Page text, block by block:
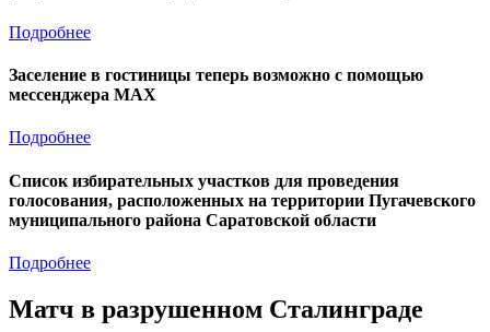
Подробнее
Заселение в гостиницы теперь возможно с помощью
мессенджера MAX
Подробнее
Список избирательных участков для проведения
голосования, расположенных на территории Пугачевского
муниципального района Саратовской области
Подробнее
Матч в разрушенном Сталинграде